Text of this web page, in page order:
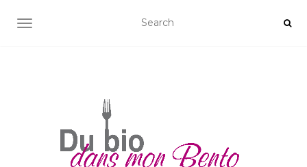
AFFICHER/MASQUER LA NAVIGATION